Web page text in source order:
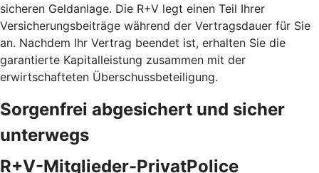
sicheren Geldanlage. Die R+V legt einen Teil Ihrer
Versicherungsbeiträge während der Vertragsdauer für Sie
an. Nachdem Ihr Vertrag beendet ist, erhalten Sie die
garantierte Kapitalleistung zusammen mit der
erwirtschafteten Überschussbeteiligung.
Sorgenfrei abgesichert und sicher
unterwegs
R+V-Mitglieder-PrivatPolice